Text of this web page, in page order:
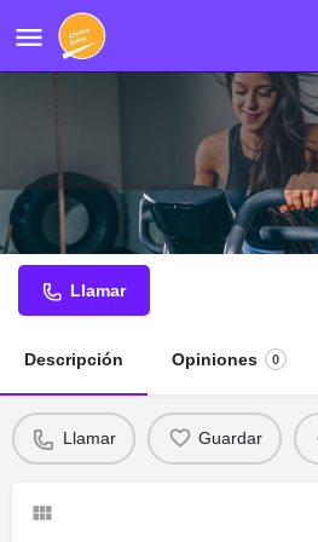
Free Style Peluquería
Llamar
Descripción Opiniones 0
Llamar Guardar